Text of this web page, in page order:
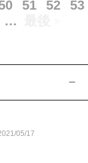
51 52
53
…
05/17